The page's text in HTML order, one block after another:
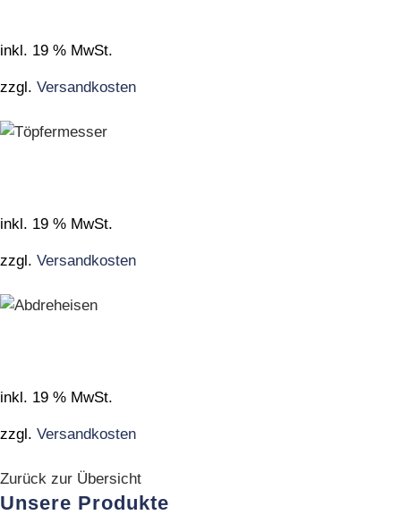
inkl. 19 % MwSt.
zzgl. Versandkosten
inkl. 19 % MwSt.
zzgl. Versandkosten
inkl. 19 % MwSt.
zzgl. Versandkosten
Zurück zur Übersicht
Unsere Produkte